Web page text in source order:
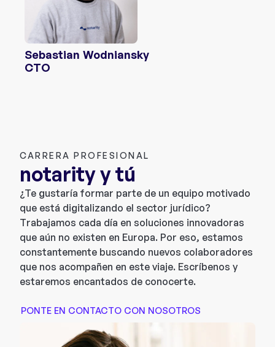
Sebastian Wodniansky
CTO
CARRERA PROFESIONAL
notarity y tú
¿Te gustaría formar parte de un equipo motivado
que está digitalizando el sector jurídico?
Trabajamos cada día en soluciones innovadoras
que aún no existen en Europa. Por eso, estamos
constantemente buscando nuevos colaboradores
que nos acompañen en este viaje. Escríbenos y
estaremos encantados de conocerte.
PONTE EN CONTACTO CON NOSOTROS